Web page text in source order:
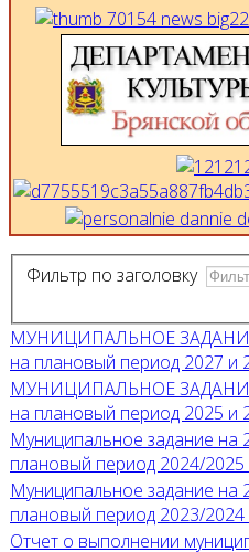
Фильтр по заголовку
МУНИЦИПАЛЬНОЕ ЗАДАНИЕ
на плановый период 2027 и
МУНИЦИПАЛЬНОЕ ЗАДАНИЕ
на плановый период 2025 и
Муниципальное задание на
плановый период 2024/2025
Муниципальное задание на
плановый период 2023/2024
Отчет о выполнении